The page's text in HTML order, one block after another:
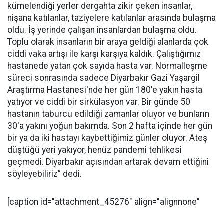
kümelendiği yerler dergahta zikir çeken insanlar,
nişana katılanlar, taziyelere katılanlar arasında bulaşma
oldu. İş yerinde çalışan insanlardan bulaşma oldu.
Toplu olarak insanların bir araya geldiği alanlarda çok
ciddi vaka artışı ile karşı karşıya kaldık. Çalıştığımız
hastanede yatan çok sayıda hasta var. Normalleşme
süreci sonrasında sadece Diyarbakır Gazi Yaşargil
Araştırma Hastanesi'nde her gün 180'e yakın hasta
yatıyor ve ciddi bir sirkülasyon var. Bir günde 50
hastanın taburcu edildiği zamanlar oluyor ve bunların
30'a yakını yoğun bakımda. Son 2 hafta içinde her gün
bir ya da iki hastayı kaybettiğimiz günler oluyor. Ateş
düştüğü yeri yakıyor, henüz pandemi tehlikesi
geçmedi. Diyarbakır açısından artarak devam ettiğini
söyleyebiliriz” dedi.
[caption id="attachment_45276" align="alignnone"